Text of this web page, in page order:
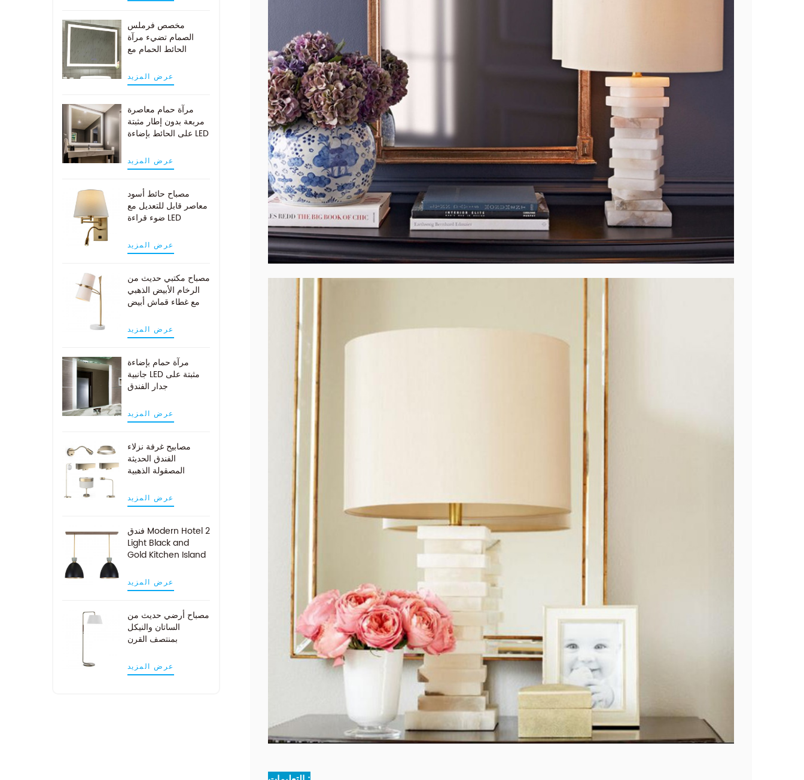
مخصص فرملس
الصمام تضيء مرآة
الحائط الحمام مع
عرض المزيد
مرآة حمام معاصرة
مربعة بدون إطار مثبتة
على الحائط بإضاءة LED
عرض المزيد
مصباح حائط أسود
معاصر قابل للتعديل مع
ضوء قراءة LED
عرض المزيد
مصباح مكتبي حديث من
الرخام الأبيض الذهبي
مع غطاء قماش أبيض
عرض المزيد
مرآة حمام بإضاءة
جانبية LED مثبتة على
جدار الفندق
عرض المزيد
مصابيح غرفة نزلاء
الفندق الحديثة
المصقولة الذهبية
عرض المزيد
فندق Modern Hotel 2
Light Black and
Gold Kitchen Island
عرض المزيد
مصباح أرضي حديث من
الساتان والنيكل
بمنتصف القرن
عرض المزيد